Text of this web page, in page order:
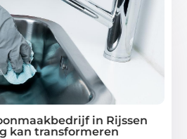
in Rijssen
kan transformeren